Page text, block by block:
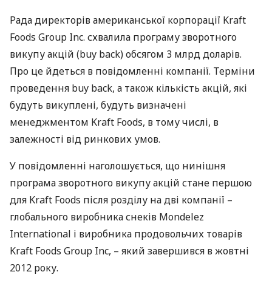
Рада директорів американської корпорації Kraft
Foods Group Inc. схвалила програму зворотного
викупу акцій (buy back) обсягом 3 млрд доларів.
Про це йдеться в повідомленні компанії. Терміни
проведення buy back, а також кількість акцій, які
будуть викуплені, будуть визначені
менеджментом Kraft Foods, в тому числі, в
залежності від ринкових умов.
У повідомленні наголошується, що нинішня
програма зворотного викупу акцій стане першою
для Kraft Foods після розділу на дві компанії –
глобального виробника снеків Mondelez
International і виробника продовольчих товарів
Kraft Foods Group Inc, – який завершився в жовтні
2012 року.